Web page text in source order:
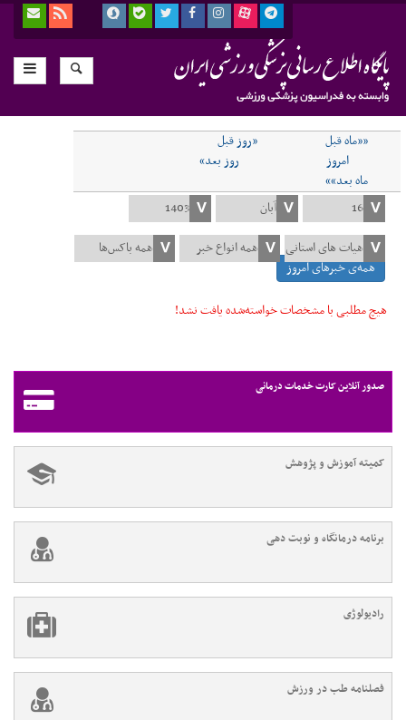
««ماه قبل
«روز قبل
امروز
روز بعد»
ماه بعد»»
همه‌ی خبرهای امروز
هیچ مطلبی با مشخصات خواسته‌شده یافت نشد!
صدور آنلاین کارت خدمات درمانی
کمیته آموزش و پژوهش
برنامه درمانگاه و نوبت دهی
رادیولوژی
فصلنامه طب در ورزش